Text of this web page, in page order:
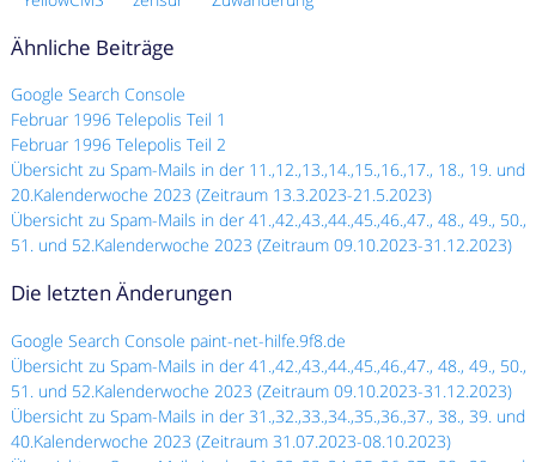
Ähnliche Beiträge
Google Search Console
Februar 1996 Telepolis Teil 1
Februar 1996 Telepolis Teil 2
Übersicht zu Spam-Mails in der 11.,12.,13.,14.,15.,16.,17., 18., 19. und
20.Kalenderwoche 2023 (Zeitraum 13.3.2023-21.5.2023)
Übersicht zu Spam-Mails in der 41.,42.,43.,44.,45.,46.,47., 48., 49., 50.,
51. und 52.Kalenderwoche 2023 (Zeitraum 09.10.2023-31.12.2023)
Die letzten Änderungen
Google Search Console paint-net-hilfe.9f8.de
Übersicht zu Spam-Mails in der 41.,42.,43.,44.,45.,46.,47., 48., 49., 50.,
51. und 52.Kalenderwoche 2023 (Zeitraum 09.10.2023-31.12.2023)
Übersicht zu Spam-Mails in der 31.,32.,33.,34.,35.,36.,37., 38., 39. und
40.Kalenderwoche 2023 (Zeitraum 31.07.2023-08.10.2023)